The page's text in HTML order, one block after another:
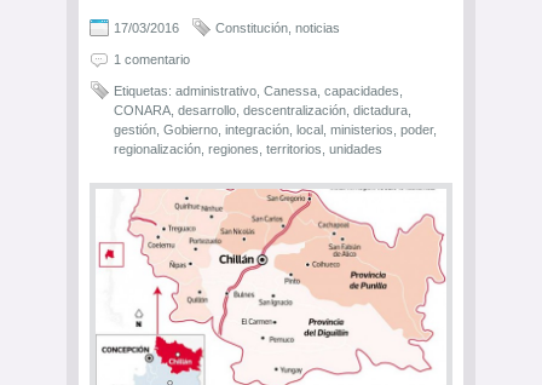
17/03/2016 Constitución noticias
1 comentario
Etiquetas: administrativo Canessa capacidades
CONARA desarrollo descentralización dictadura
gestión Gobierno integración local ministerios poder,
regionalización regiones territorios unidades